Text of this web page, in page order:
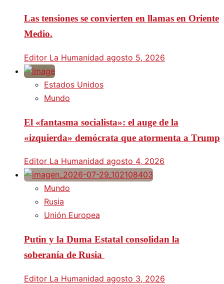
Las tensiones se convierten en llamas en Oriente
Medio.
Editor La Humanidad agosto 5, 2026
Estados Unidos
Mundo
El «fantasma socialista»: el auge de la
«izquierda» demócrata que atormenta a Trump
Editor La Humanidad agosto 4, 2026
Mundo
Rusia
Unión Europea
Putin y la Duma Estatal consolidan la
soberanía de Rusia
Editor La Humanidad agosto 3, 2026